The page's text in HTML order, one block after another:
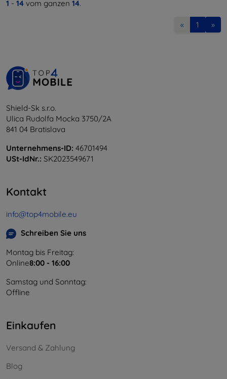
1 - 14 vom ganzen 14.
« 1 »
Shield-Sk s.r.o.
Ulica Rudolfa Mocka 3750/2A
841 04 Bratislava
Unternehmens-ID: 46701494
USt-IdNr.: SK2023549671
Kontakt
info@top4mobile.eu
Schreiben Sie uns
Montag bis Freitag:
Online8:00 - 16:00
Samstag und Sonntag:
Offline
Einkaufen
Versand & Zahlung
Blog